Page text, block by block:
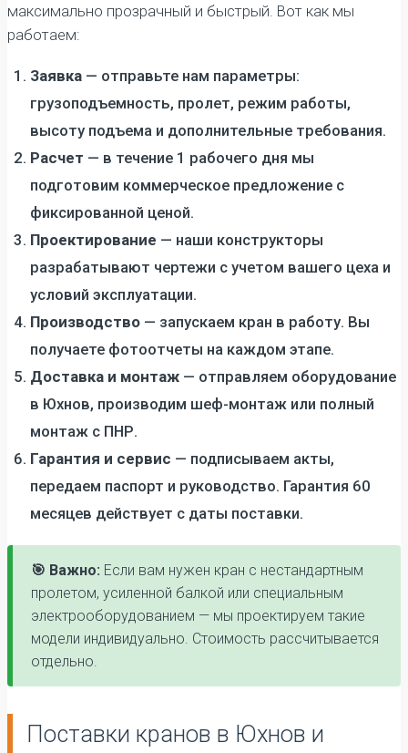
максимально прозрачный и быстрый. Вот как мы
работаем:
Заявка — отправьте нам параметры:
грузоподъемность, пролет, режим работы,
высоту подъема и дополнительные требования.
Расчет — в течение 1 рабочего дня мы
подготовим коммерческое предложение с
фиксированной ценой.
Проектирование — наши конструкторы
разрабатывают чертежи с учетом вашего цеха и
условий эксплуатации.
Производство — запускаем кран в работу. Вы
получаете фотоотчеты на каждом этапе.
Доставка и монтаж — отправляем оборудование
в Юхнов, производим шеф-монтаж или полный
монтаж с ПНР.
Гарантия и сервис — подписываем акты,
передаем паспорт и руководство. Гарантия 60
месяцев действует с даты поставки.
🎯 Важно: Если вам нужен кран с нестандартным
пролетом, усиленной балкой или специальным
электрооборудованием — мы проектируем такие
модели индивидуально. Стоимость рассчитывается
отдельно.
Поставки кранов в Юхнов и